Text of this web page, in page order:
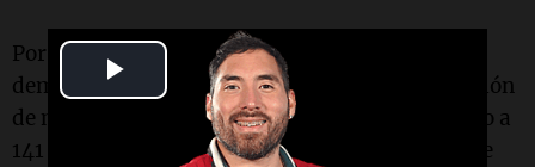
Video
Por último, el
índice de expectativas futuras
demostró un fuerte vuelco positivo en la medición
de mayo, mejorando más de 15 puntos, llegando a
141 y alcanzando un nuevo récord desde octubre